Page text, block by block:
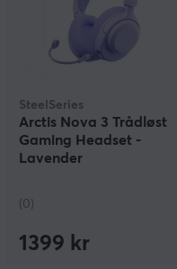
SteelSeries
Arctis Nova 3 Trådløst
Gaming Headset -
Lavender
(0)
1399 kr